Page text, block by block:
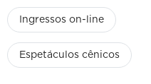
Ingressos on-line
Espetáculos cênicos